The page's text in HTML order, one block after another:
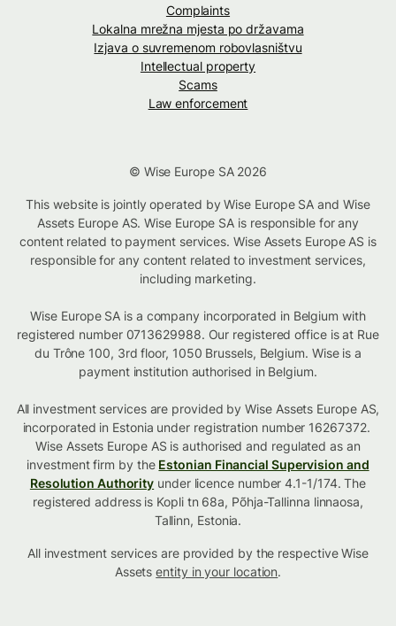
Complaints
Lokalna mrežna mjesta po državama
Izjava o suvremenom robovlasništvu
Intellectual property
Scams
Law enforcement
© Wise Europe SA 2026
This website is jointly operated by Wise Europe SA and Wise
Assets Europe AS. Wise Europe SA is responsible for any
content related to payment services. Wise Assets Europe AS is
responsible for any content related to investment services,
including marketing.
Wise Europe SA is a company incorporated in Belgium with
registered number 0713629988. Our registered office is at Rue
du Trône 100, 3rd floor, 1050 Brussels, Belgium. Wise is a
payment institution authorised in Belgium.
All investment services are provided by Wise Assets Europe AS,
incorporated in Estonia under registration number 16267372.
Wise Assets Europe AS is authorised and regulated as an
investment firm by the Estonian Financial Supervision and
Resolution Authority under licence number 4.1-1/174. The
registered address is Kopli tn 68a, Põhja-Tallinna linnaosa,
Tallinn, Estonia.
All investment services are provided by the respective Wise
Assetsentity in your location.